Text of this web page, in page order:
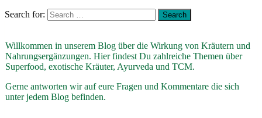
Search for:
Willkommen in unserem Blog über die Wirkung von Kräutern und
Nahrungsergänzungen. Hier findest Du zahlreiche Themen über
Superfood, exotische Kräuter, Ayurveda und TCM.
Gerne antworten wir auf eure Fragen und Kommentare die sich
unter jedem Blog befinden.